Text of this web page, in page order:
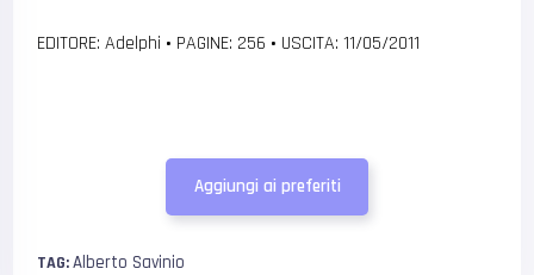
EDITORE: Adelphi • PAGINE: 256 • USCITA: 11/05/2011
Aggiungi ai preferiti
TAG:Alberto Savinio